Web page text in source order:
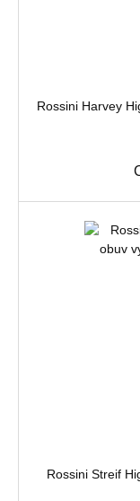
Rossini Harvey
Rossini Streif